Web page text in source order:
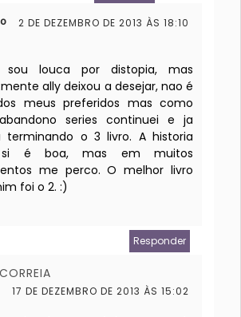
2 DE DEZEMBRO DE 2013 ÀS 18:10
sou louca por distopia, mas
ally deixou a desejar, nao é
meus preferidos mas como
series continuei e ja
terminando o 3 livro. A historia
é boa, mas em muitos
me perco. O melhor livro
foi o 2. :)
Responder
17 DE DEZEMBRO DE 2013 ÀS 15:02